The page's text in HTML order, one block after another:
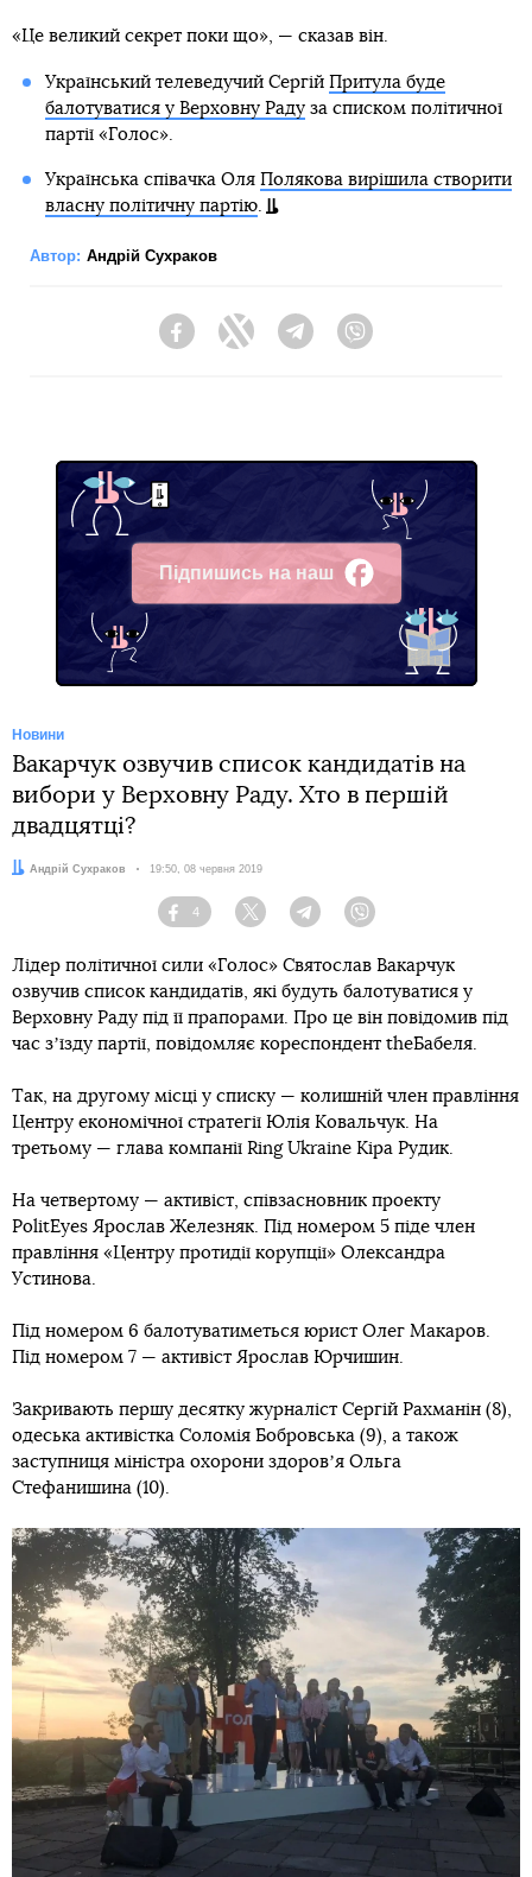
«Це великий секрет поки що», — сказав він.
Український телеведучий Сергій Притула буде
балотуватися у Верховну Радуза списком політичної
партії «Голос».
Українська співачка Оля Полякова вирішила створити
власну політичну партію.
Автор: Андрій Сухраков
FacebookTwitter Telegram
Підпишись на наш
Facebook
Новини
Вакарчук озвучив список кандидатів на
вибори у Верховну Раду. Хто в першій
двадцятці?
Автор:
Андрій Сухраков Дата:
19:50, 08 червня 2019
Facebook
4
Twitter TelegramViber
Лідер політичної сили «Голос» Святослав Вакарчук
озвучив список кандидатів, які будуть балотуватися у
Верховну Раду під її прапорами. Про це він повідомив під
час зʼїзду партії, повідомляє кореспондент theБабеля.
Так, на другому місці у списку — колишній член правління
Центру економічної стратегії Юлія Ковальчук. На
третьому — глава компанії Ring Ukraine Кіра Рудик.
На четвертому — активіст, співзасновник проекту
PolitEyes Ярослав Железняк. Під номером 5 піде член
правління «Центру протидії корупції» Олександра
Устинова.
Під номером 6 балотуватиметься юрист Олег Макаров.
Під номером 7 — активіст Ярослав Юрчишин.
Закривають першу десятку журналіст Сергій Рахманін (8),
одеська активістка Соломія Бобровська (9), а також
заступниця міністра охорони здоровʼя Ольга
Стефанишина (10).